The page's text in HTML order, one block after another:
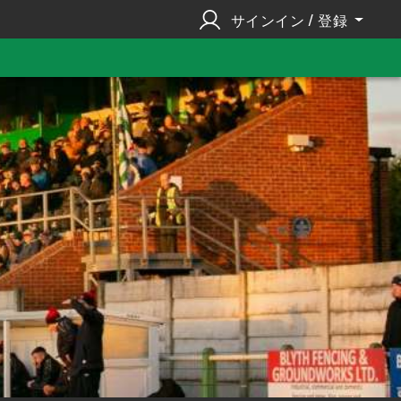
サインイン / 登録